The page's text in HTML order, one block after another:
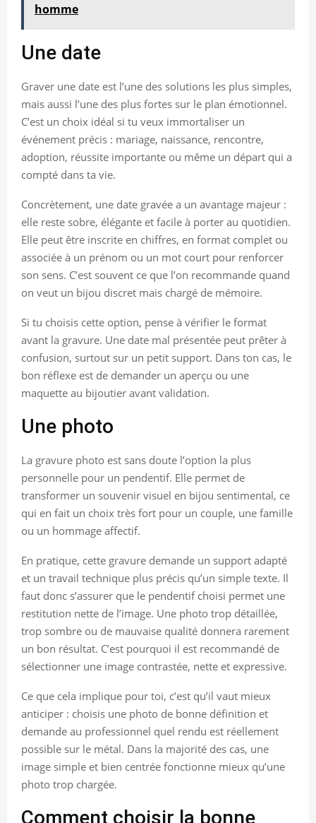
homme
Une date
Graver une date est l’une des solutions les plus simples,
mais aussi l’une des plus fortes sur le plan émotionnel.
C’est un choix idéal si tu veux immortaliser un
événement précis : mariage, naissance, rencontre,
adoption, réussite importante ou même un départ qui a
compté dans ta vie.
Concrètement, une date gravée a un avantage majeur :
elle reste sobre, élégante et facile à porter au quotidien.
Elle peut être inscrite en chiffres, en format complet ou
associée à un prénom ou un mot court pour renforcer
son sens. C’est souvent ce que l’on recommande quand
on veut un bijou discret mais chargé de mémoire.
Si tu choisis cette option, pense à vérifier le format
avant la gravure. Une date mal présentée peut prêter à
confusion, surtout sur un petit support. Dans ton cas, le
bon réflexe est de demander un aperçu ou une
maquette au bijoutier avant validation.
Une photo
La gravure photo est sans doute l’option la plus
personnelle pour un pendentif. Elle permet de
transformer un souvenir visuel en bijou sentimental, ce
qui en fait un choix très fort pour un couple, une famille
ou un hommage affectif.
En pratique, cette gravure demande un support adapté
et un travail technique plus précis qu’un simple texte. Il
faut donc s’assurer que le pendentif choisi permet une
restitution nette de l’image. Une photo trop détaillée,
trop sombre ou de mauvaise qualité donnera rarement
un bon résultat. C’est pourquoi il est recommandé de
sélectionner une image contrastée, nette et expressive.
Ce que cela implique pour toi, c’est qu’il vaut mieux
anticiper : choisis une photo de bonne définition et
demande au professionnel quel rendu est réellement
possible sur le métal. Dans la majorité des cas, une
image simple et bien centrée fonctionne mieux qu’une
photo trop chargée.
Comment choisir la bonne